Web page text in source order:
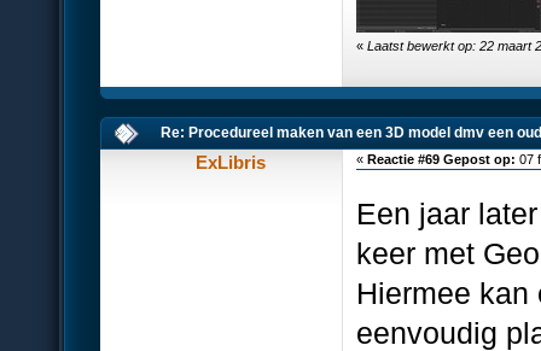
«Laatst bewerkt op: 22 maart
Re: Procedureel maken van een 3D model dmv een
ExLibris «Reactie #69 Gepost op: 07
Een jaar
keer met
Hiermee kan
eenvoudig